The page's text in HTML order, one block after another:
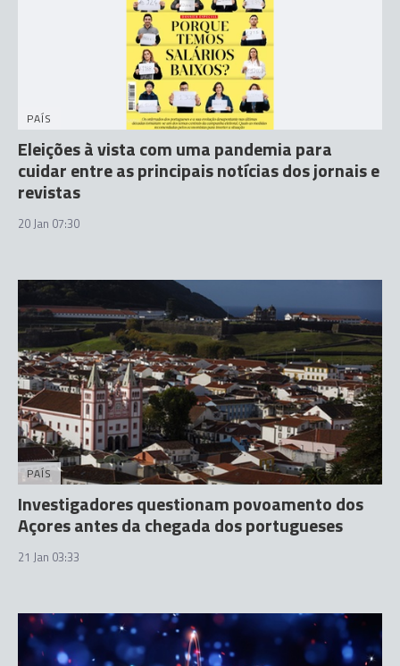
PAÍS
Eleições à vista com uma pandemia para
cuidar entre as principais notícias dos jornais e
revistas
20 Jan 07:30
PAÍS
Investigadores questionam povoamento dos
Açores antes da chegada dos portugueses
21 Jan 03:33